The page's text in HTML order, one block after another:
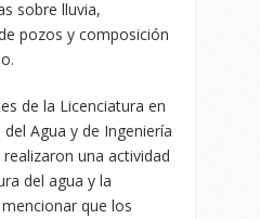
sobre lluvia,
pozos y composición
de la Licenciatura en
Agua y de Ingeniería
una actividad
del agua y la
que los